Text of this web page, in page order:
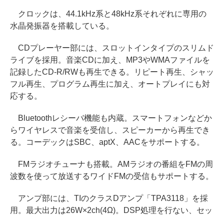
クロックは、44.1kHz系と48kHz系それぞれに専用の
水晶発振器を搭載している。
CDプレーヤー部には、スロットインタイプのスリムド
ライブを採用。音楽CDに加え、MP3やWMAファイルを
記録したCD-R/RWも再生できる。リピート再生、シャッ
フル再生、プログラム再生に加え、オートプレイにも対
応する。
Bluetoothレシーバ機能も内蔵。スマートフォンなどか
らワイヤレスで音楽を受信し、スピーカーから再生でき
る。コーデックはSBC、aptX、AACをサポートする。
FMラジオチューナも搭載。AMラジオの番組をFMの周
波数を使って放送するワイドFMの受信もサポートする。
アンプ部には、TIのクラスDアンプ「TPA3118」を採
用。最大出力は26W×2ch(4Ω)。DSP処理を行ない、セッ